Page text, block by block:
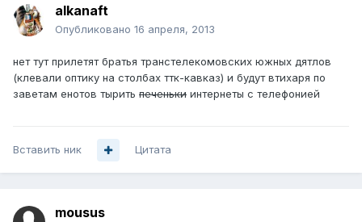
alkanaft
Опубликовано 16 апреля, 2013
нет тут прилетят братья транстелекомовских южных дятлов
(клевали оптику на столбах ттк-кавказ) и будут втихаря по
заветам енотов тырить печеньки интернеты с телефонией
Вставить ник Цитата
mousus